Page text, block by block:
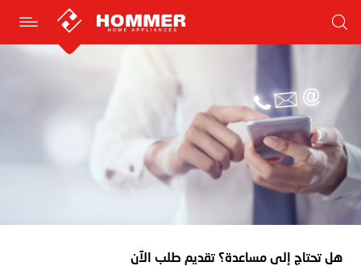
هل تحتاج إلى مساعدة؟ تقديم طلب الآن